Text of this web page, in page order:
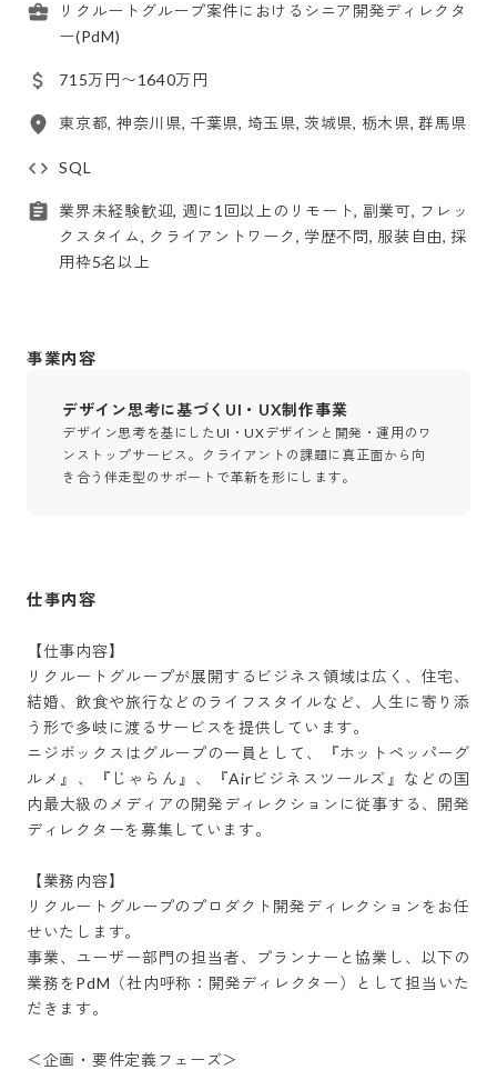
リクルートグループ案件におけるシニア開発ディレクタ
ー(PdM)
715万円〜1640万円
東京都, 神奈川県, 千葉県, 埼玉県, 茨城県, 栃木県, 群馬県
SQL
業界未経験歓迎, 週に1回以上のリモート, 副業可, フレッ
クスタイム, クライアントワーク, 学歴不問, 服装自由, 採
用枠5名以上
事業内容
デザイン思考に基づくUI・UX制作事業
デザイン思考を基にしたUI・UXデザインと開発・運用のワ
ンストップサービス。クライアントの課題に真正面から向
き合う伴走型のサポートで革新を形にします。
仕事内容
【仕事内容】
リクルートグループが展開するビジネス領域は広く、住宅、
結婚、飲食や旅行などのライフスタイルなど、人生に寄り添
う形で多岐に渡るサービスを提供しています。
ニジボックスはグループの一員として、『ホットペッパーグ
ルメ』、『じゃらん』、『Airビジネスツールズ』などの国
内最大級のメディアの開発ディレクションに従事する、開発
ディレクターを募集しています。
【業務内容】
リクルートグループのプロダクト開発ディレクションをお任
せいたします。
事業、ユーザー部門の担当者、プランナーと協業し、以下の
業務をPdM（社内呼称：開発ディレクター）として担当いた
だきます。
＜企画・要件定義フェーズ＞